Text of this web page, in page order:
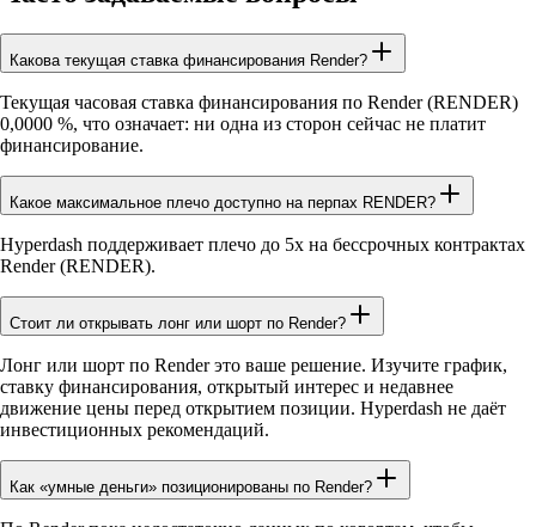
Какова текущая ставка финансирования Render?
Текущая часовая ставка финансирования по Render (RENDER)
0,0000 %, что означает: ни одна из сторон сейчас не платит
финансирование.
Какое максимальное плечо доступно на перпах RENDER?
Hyperdash поддерживает плечо до 5x на бессрочных контрактах
Render (RENDER).
Стоит ли открывать лонг или шорт по Render?
Лонг или шорт по Render это ваше решение. Изучите график,
ставку финансирования, открытый интерес и недавнее
движение цены перед открытием позиции. Hyperdash не даёт
инвестиционных рекомендаций.
Как «умные деньги» позиционированы по Render?